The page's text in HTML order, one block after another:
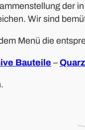
der
Wir sind
Menü die
Bauteile –